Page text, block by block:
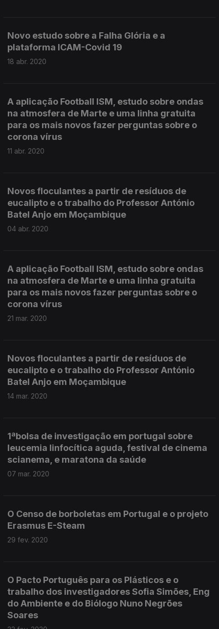
Novo estudo sobre a Falha Glória e a
plataforma ICAM-Covid 19
18 abr. 2020
A aplicação Football ISM, estudo sobre ondas
na atmosfera de Marte e uma linha gratuita
para os mais novos fazer perguntas sobre o
corona vírus
11 abr. 2020
Novos floculantes a partir de resíduos de
eucalipto e o trabalho do Professor António
Batel Anjo em Moçambique
04 abr. 2020
A aplicação Football ISM, estudo sobre ondas
na atmosfera de Marte e uma linha gratuita
para os mais novos fazer perguntas sobre o
corona vírus
21 mar. 2020
Novos floculantes a partir de resíduos de
eucalipto e o trabalho do Professor António
Batel Anjo em Moçambique
14 mar. 2020
1ªbolsa de investigação em portugal sobre
leucemia linfocítica aguda, festival de cinema
scianema, e maratona da saúde
07 mar. 2020
O Censo de borboletas em Portugal e o projeto
Erasmus E-Steam
29 fev. 2020
O Pacto Português para os Plásticos e o
trabalho dos investigadores Sofia Simões, Eng
do Ambiente e do Biólogo Nuno Negrões
Soares